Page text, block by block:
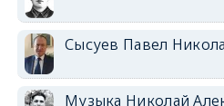
Сысуев Павел
Музыка Николай